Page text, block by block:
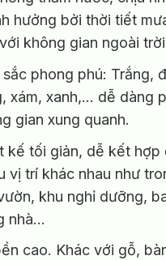
hưởng bởi thời tiết
không gian ngoài
sắc phong phú: Trắng,
xám, xanh,… dễ dàng
gian xung quanh.
kế tối giản, dễ kết hợp
vị trí khác nhau như
khu nghỉ dưỡng,
nhà…
cao. Khác với gỗ,